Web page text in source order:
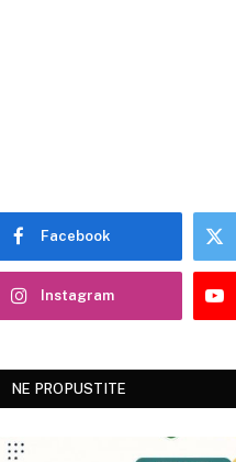
Facebook
Instagram
NE PROPUSTITE